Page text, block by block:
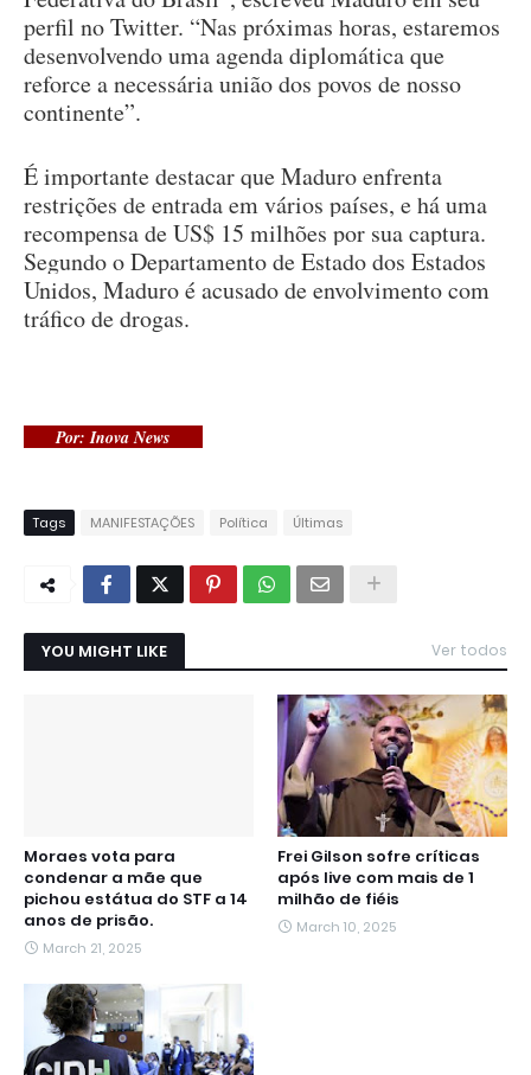
perfil no Twitter. “Nas próximas horas, estaremos
desenvolvendo uma agenda diplomática que
reforce a necessária união dos povos de nosso
continente”.
É importante destacar que Maduro enfrenta
restrições de entrada em vários países, e há uma
recompensa de US$ 15 milhões por sua captura.
Segundo o Departamento de Estado dos Estados
Unidos, Maduro é acusado de envolvimento com
tráfico de drogas.
Por: Inova News
Tags MANIFESTAÇÕES Política Últimas
YOU MIGHT LIKE Ver todos
Moraes vota para
condenar a mãe que
pichou estátua do STF a 14
anos de prisão.
March 21, 2025
Frei Gilson sofre críticas
após live com mais de 1
milhão de fiéis
March 10, 2025